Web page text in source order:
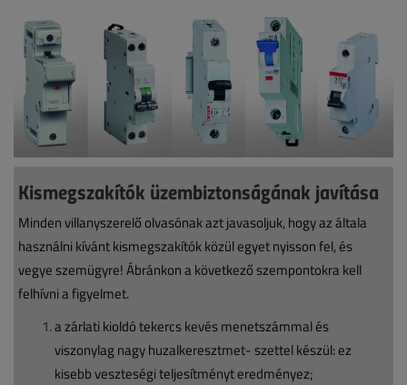
Kismegszakítók üzembiztonságának javítása
Minden villanyszerelő olvasónak azt javasoljuk, hogy az általa
használni kívánt kismegszakítók közül egyet nyisson fel, és
vegye szemügyre! Ábránkon a következő szempontokra kell
felhívni a figyelmet.
a zárlati kioldó tekercs kevés menetszámmal és
viszonylag nagy huzalkeresztmet- szettel készül: ez
kisebb veszteségi teljesítményt eredményez;